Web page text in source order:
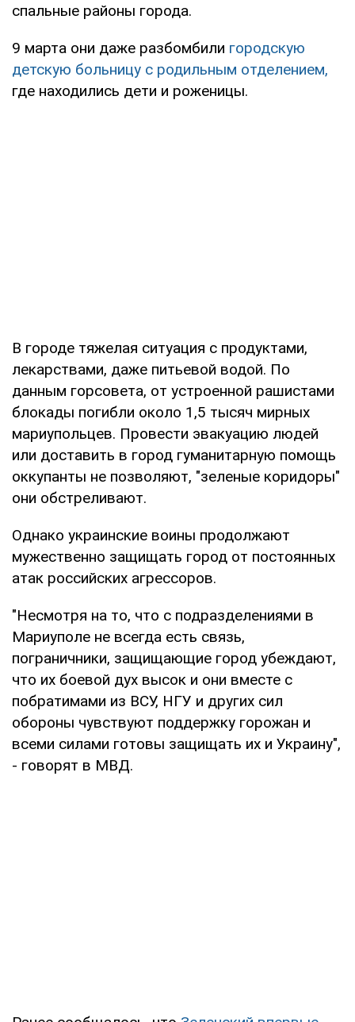
спальные районы города.
9 марта они даже разбомбили городскую
детскую больницу с родильным отделением,
где находились дети и роженицы.
В городе тяжелая ситуация с продуктами,
лекарствами, даже питьевой водой. По
данным горсовета, от устроенной рашистами
блокады погибли около 1,5 тысяч мирных
мариупольцев. Провести эвакуацию людей
или доставить в город гуманитарную помощь
оккупанты не позволяют, "зеленые коридоры"
они обстреливают.
Однако украинские воины продолжают
мужественно защищать город от постоянных
атак российских агрессоров.
"Несмотря на то, что с подразделениями в
Мариуполе не всегда есть связь,
пограничники, защищающие город убеждают,
что их боевой дух высок и они вместе с
побратимами из ВСУ, НГУ и других сил
обороны чувствуют поддержку горожан и
всеми силами готовы защищать их и Украину",
- говорят в МВД.